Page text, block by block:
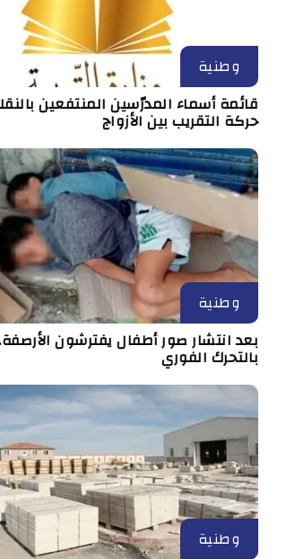
وطنية
قائمة أسماء المدرّسين المنتفعين
حركة التقريب بين الأزواج
وطنية
بعد انتشار صور أطفال يفترشون
بالتحرك الفوري
وطنية